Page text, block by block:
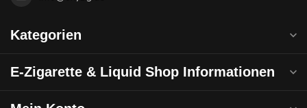
Kategorien
E-Zigarette & Liquid Shop Informationen